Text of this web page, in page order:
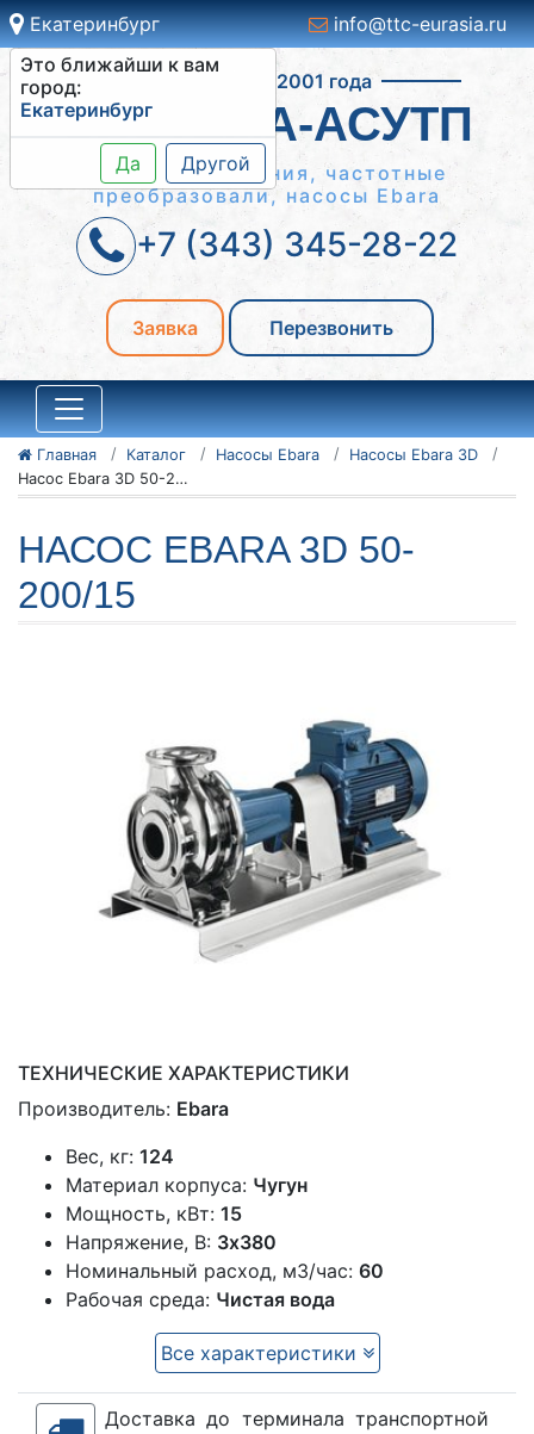
Екатеринбург
Это ближайши к вам
город:
Екатеринбург
Да Другой
info@ttc-eurasia.ru
Работаем с 2001 года
СИСТЕМА-АСУТП
Шкафы управления, частотные
преобразовали, насосы Ebara
+7 (343) 345-28-22
Заявка Перезвонить
Главная Каталог Насосы Ebara
Насосы Ebara 3D
Насос Ebara 3D 50-200/15
НАСОС EBARA 3D 50-
200/15
ТЕХНИЧЕСКИЕ ХАРАКТЕРИСТИКИ
Производитель: Ebara
Вес, кг: 124
Материал корпуса: Чугун
Мощность, кВт: 15
Напряжение, В: 3х380
Номинальный расход, м3/час: 60
Рабочая среда: Чистая вода
Все характеристики
Доставка до терминала транспортной